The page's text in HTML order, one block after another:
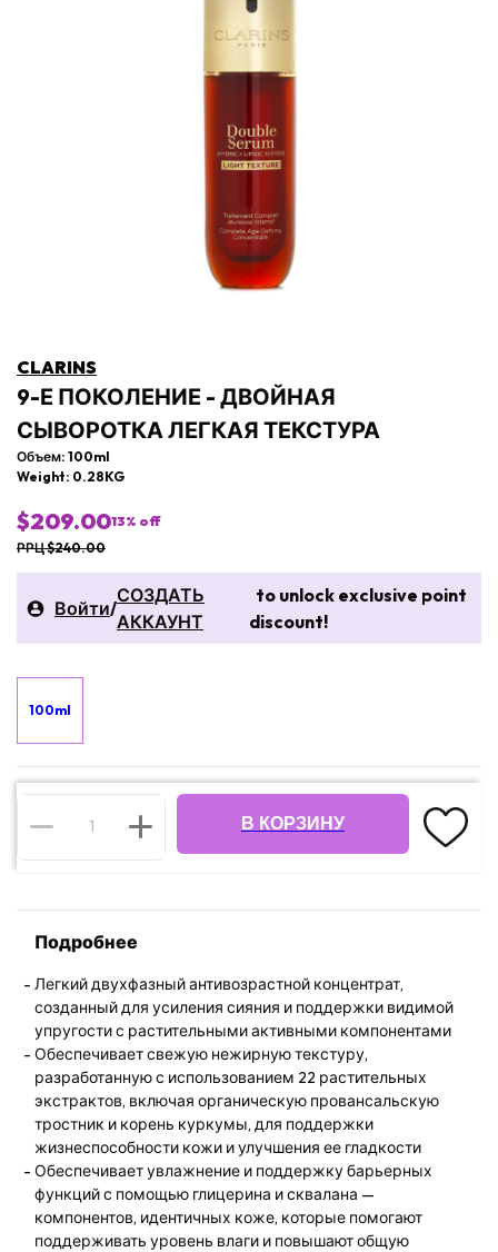
CLARINS
9-Е ПОКОЛЕНИЕ - ДВОЙНАЯ
СЫВОРОТКА ЛЕГКАЯ ТЕКСТУРА
Объем: 100ml
Weight: 0.28KG
$209.0013% off
РРЦ $240.00
Войти/
СОЗДАТЬ
АККАУНТ
to unlock exclusive point
discount!
100ml
В КОРЗИНУ
Подробнее
Легкий двухфазный антивозрастной концентрат,
созданный для усиления сияния и поддержки видимой
упругости с растительными активными компонентами
Обеспечивает свежую нежирную текстуру,
разработанную с использованием 22 растительных
экстрактов, включая органическую провансальскую
тростник и корень куркумы, для поддержки
жизнеспособности кожи и улучшения ее гладкости
Обеспечивает увлажнение и поддержку барьерных
функций с помощью глицерина и сквалана —
компонентов, идентичных коже, которые помогают
поддерживать уровень влаги и повышают общую